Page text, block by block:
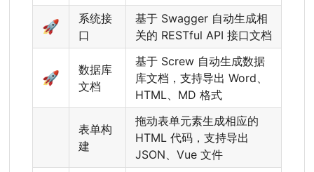
🚀
系统接
口
基于 Swagger 自动生成相
关的 RESTful API 接口文档
🚀
数据库
文档
基于 Screw 自动生成数据
库文档，支持导出 Word、
HTML、MD 格式
表单构
建
拖动表单元素生成相应的
HTML 代码，支持导出
JSON、Vue 文件